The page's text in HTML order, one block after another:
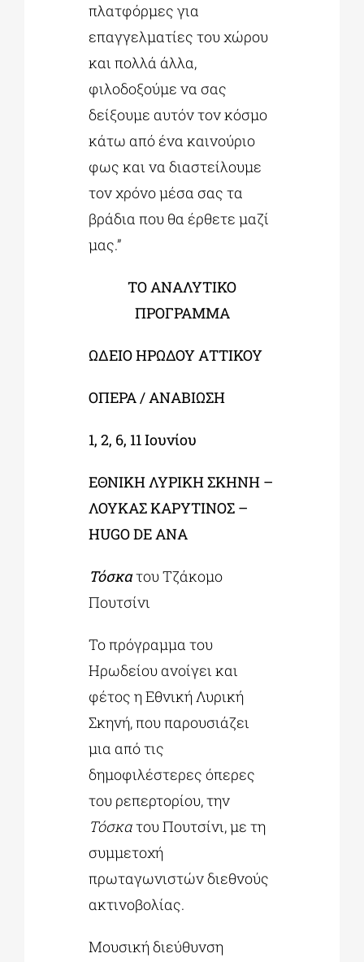
πλατφόρμες για
επαγγελματίες του χώρου
και πολλά άλλα,
φιλοδοξούμε να σας
δείξουμε αυτόν τον κόσμο
κάτω από ένα καινούριο
φως και να διαστείλουμε
τον χρόνο μέσα σας τα
βράδια που θα έρθετε μαζί
μας.”
ΤΟ ΑΝΑΛΥΤΙΚΟ
ΠΡΟΓΡΑΜΜΑ
ΩΔΕΙΟ ΗΡΩΔΟΥ ΑΤΤΙΚΟΥ
OΠΕΡΑ / ΑΝΑΒIΩΣΗ
1, 2, 6, 11 Ιουνίου
ΕΘΝΙΚΗ ΛΥΡΙΚΗ ΣΚΗΝΗ –
ΛΟΥΚΑΣ ΚΑΡΥΤΙΝΟΣ –
HUGODEANA
Τόσκατου Τζάκομο
Πουτσίνι
Το πρόγραμμα του
Ηρωδείου ανοίγει και
φέτος η Εθνική Λυρική
Σκηνή, που παρουσιάζει
μια από τις
δημοφιλέστερες όπερες
του ρεπερτορίου, την
Τόσκατου Πουτσίνι, με τη
συμμετοχή
πρωταγωνιστών διεθνούς
ακτινοβολίας.
Μουσική διεύθυνση